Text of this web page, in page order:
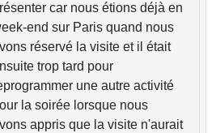
car nous étions déjà en
end sur Paris quand nous
réservé la visite et il était
trop tard pour
une autre activité
la soirée lorsque nous
appris que la visite n'aurait